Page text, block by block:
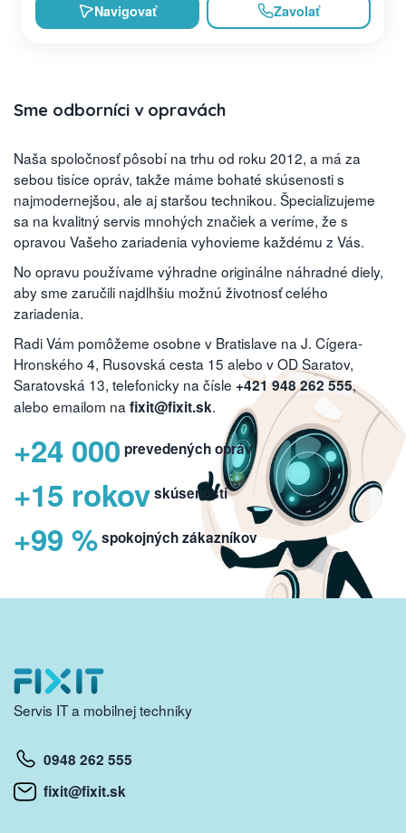
Navigovať Zavolať
Sme odborníci v opravách
Naša spoločnosť pôsobí na trhu od roku 2012, a má za
sebou tisíce opráv, takže máme bohaté skúsenosti s
najmodernejšou, ale aj staršou technikou. Špecializujeme
sa na kvalitný servis mnohých značiek a veríme, že s
opravou Vašeho zariadenia vyhovieme každému z Vás.
No opravu používame výhradne originálne náhradné diely,
aby sme zaručili najdlhšiu možnú životnosť celého
zariadenia.
Radi Vám pomôžeme osobne v Bratislave na J. Cígera-
Hronského 4, Rusovská cesta 15 alebo v OD Saratov,
Saratovská 13, telefonicky na čísle +421 948 262 555,
alebo emailom na fixit@fixit.sk.
+24 000 prevedených opráv
+15 rokovskúseností
+99 %spokojných zákazníkov
Servis IT a mobilnej techniky
0948 262 555
fixit@fixit.sk